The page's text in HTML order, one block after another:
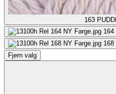
163
164
168
Fjern valg